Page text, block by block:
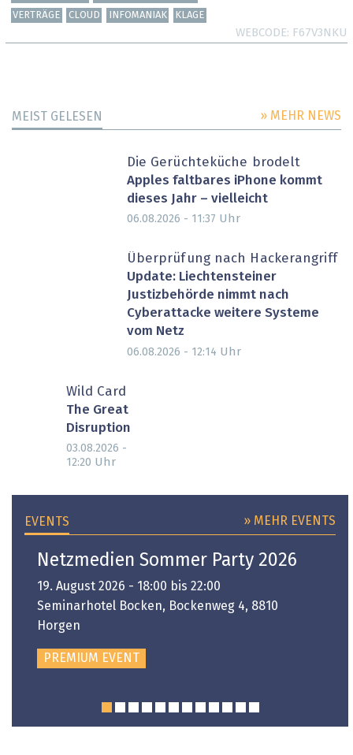
VERTRÄGE
CLOUD INFOMANIAK KLAGE
WEBCODE F67V3NKU
MEIST GELESEN » MEHR NEWS
Die Gerüchteküche brodelt
Apples faltbares iPhone kommt
dieses Jahr – vielleicht
06.08.2026 - 11:37 Uhr
Überprüfung nach Hackerangriff
Update: Liechtensteiner
Justizbehörde nimmt nach
Cyberattacke weitere Systeme
vom Netz
06.08.2026 - 12:14 Uhr
Wild Card
The Great
Disruption
03.08.2026 -
12:20 Uhr
EVENTS » MEHR EVENTS
Netzmedien Sommer Party 2026
19. August 2026 - 18:00 bis 22:00
Seminarhotel Bocken, Bockenweg 4, 8810
Horgen
PREMIUM EVENT